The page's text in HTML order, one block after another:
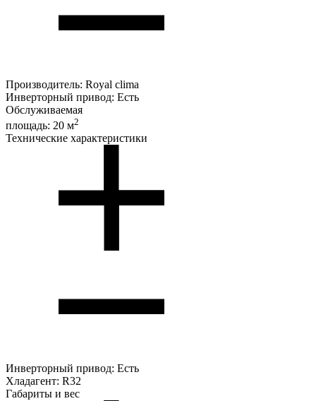
Производитель: Royal clima
Инверторный привод: Есть
Обслуживаемая
площадь: 20 м2
Технические характеристики
Инверторный привод: Есть
Хладагент: R32
Габариты и вес